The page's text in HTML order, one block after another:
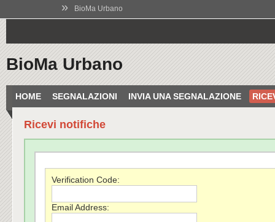
» BioMa Urbano
BioMa Urbano
HOME SEGNALAZIONI INVIA UNA SEGNALAZIONE
Ricevi notifiche
Verification Code:
Email Address: